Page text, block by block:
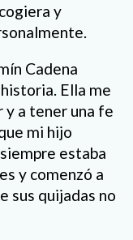
y
Cadena
Ella me
y a tener una fe
mi hijo
estaba
y comenzó a
sus quijadas no